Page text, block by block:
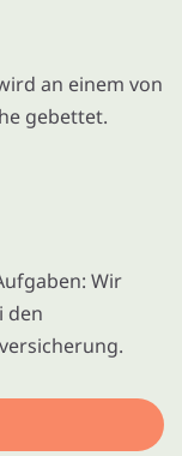
an einem von
gebettet.
Wir
den